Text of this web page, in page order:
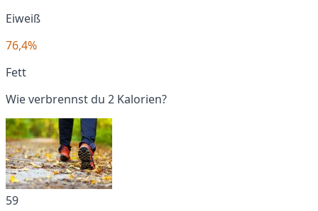
Eiweiß
76,4%
Fett
Wie verbrennst du 2 Kalorien?
59